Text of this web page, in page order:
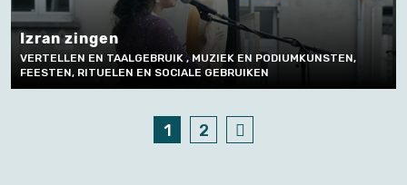
Izran zingen
VERTELLEN EN TAALGEBRUIK , MUZIEK EN PODIUMKUNSTEN,
FEESTEN, RITUELEN EN SOCIALE GEBRUIKEN
1 2